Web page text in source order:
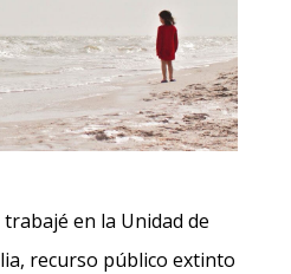
en la Unidad de
recurso público extinto